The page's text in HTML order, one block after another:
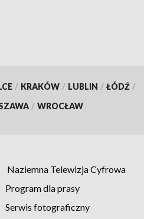
/ KRAKÓW / LUBLIN / ŁÓDŹ /
/ WROCŁAW
Naziemna Telewizja Cyfrowa
Program dla prasy
Serwis fotograficzny